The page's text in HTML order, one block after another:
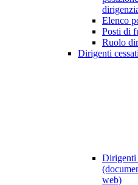
Elenco
Posti di
Ruolo
Dirigenti cessati
Dirigenti
web)